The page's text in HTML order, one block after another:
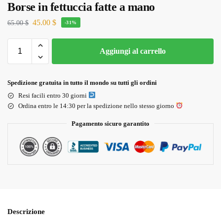
Borse in fettuccia fatte a mano
65.00$ 45.00 $ -31%
Aggiungi al carrello
Spedizione gratuita in tutto il mondo su tutti gli ordini
Resi facili entro 30 giorni
Ordina entro le 14:30 per la spedizione nello stesso giorno
Pagamento sicuro garantito
Descrizione